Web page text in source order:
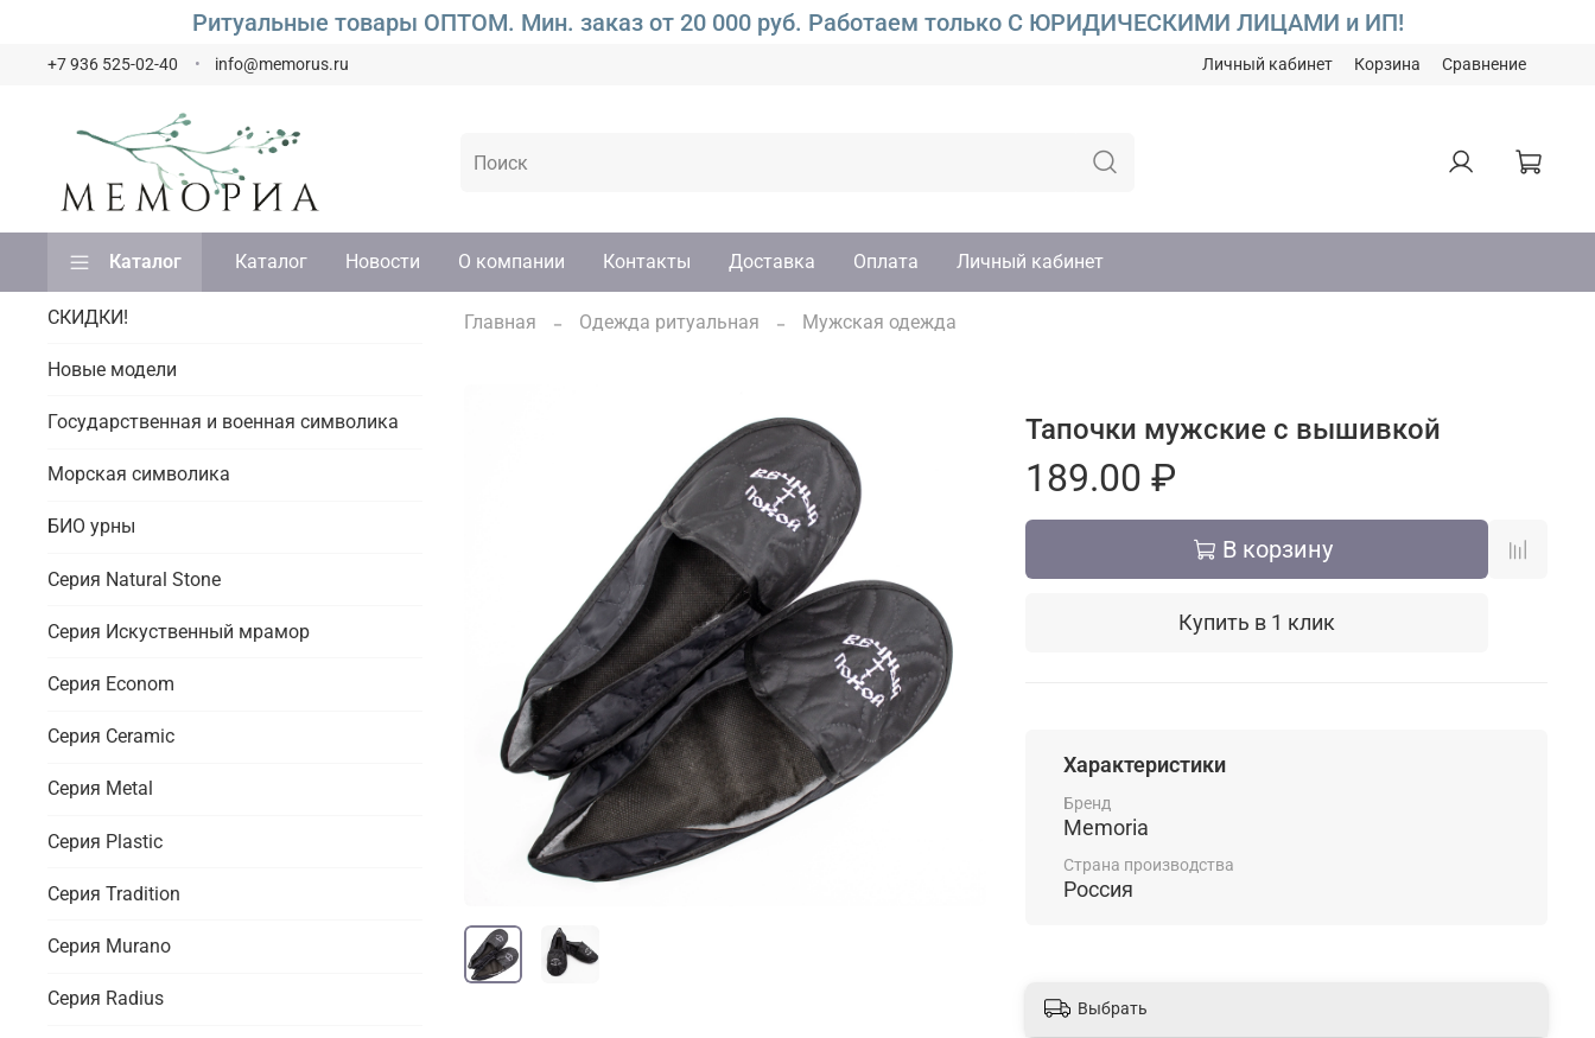
Ритуальные товары ОПТОМ. Мин. заказ от 20 000 руб. Работаем только С ЮРИДИЧЕСКИМИ ЛИЦАМИ и ИП!
Личный кабинет Корзина Сравнение
+7 936 525-02-40 info@memorus.ru
Каталог Каталог Новости О компании Контакты Доставка Оплата Личный кабинет
Главная Одежда ритуальная Мужская одежда
Тапочки мужские с вышивкой
189.00 ₽
В корзину
Купить в 1 клик
Характеристики
Бренд
Memoria
Страна производства
Россия
Выбрать
СКИДКИ!
Новые модели
Государственная и военная символика
Морская символика
БИО урны
Серия Natural Stone
Серия Искуственный мрамор
Серия Econom
Серия Ceramic
Серия Metal
Серия Plastic
Серия Tradition
Серия Murano
Серия Radius